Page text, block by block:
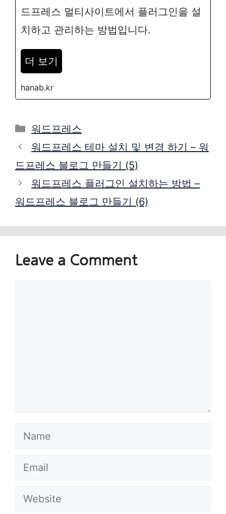
드프레스 멀티사이트에서 플러그인을 설
치하고 관리하는 방법입니다.
더 보기
hanab.kr
Categories
워드프레스
워드프레스 테마 설치 및 변경 하기 – 워
드프레스 블로그 만들기 (5)
워드프레스 플러그인 설치하는 방법 –
워드프레스 블로그 만들기 (6)
Leave a Comment
Name
Email
Website